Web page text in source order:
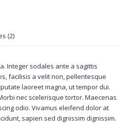
(2)
Integer sodales ante a sagittis
facilisis a velit non, pellentesque
laoreet magna, ut tempor dui.
nec scelerisque tortor. Maecenas
odio. Vivamus eleifend dolor at
sapien sed dignissim dignissim.